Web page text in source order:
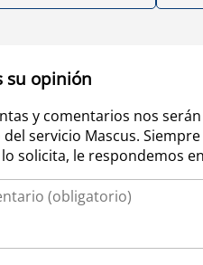
su opinión
y comentarios nos
servicio Mascus.
solicita, le respondemos